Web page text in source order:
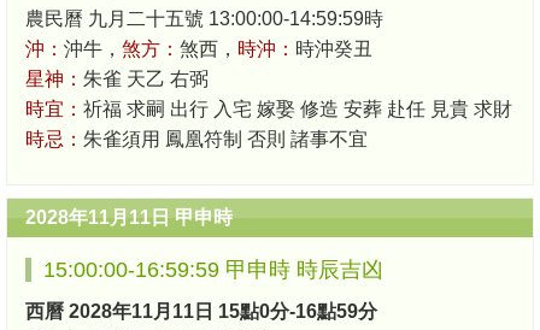
農民曆 九月二十五號 13:00:00-14:59:59時
沖： 沖牛， 煞方： 煞西， 時沖： 時沖癸丑
星神： 朱雀 天乙 右弼
時宜： 祈福 求嗣 出行 入宅 嫁娶 修造 安葬 赴任 見貴 求財
時忌： 朱雀須用 鳳凰符制 否則 諸事不宜
2028年11月11日 甲申時
15:00:00-16:59:59 甲申時 時辰吉凶
西曆 2028年11月11日 15點0分-16點59分